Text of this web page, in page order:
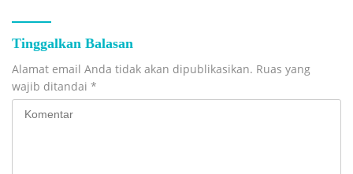
Tinggalkan Balasan
Alamat email Anda tidak akan dipublikasikan. Ruas yang
wajib ditandai *